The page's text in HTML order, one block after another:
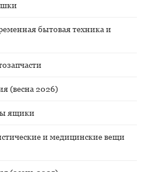
бытовая техника и
(весна 2026)
ящики
и медицинские вещи